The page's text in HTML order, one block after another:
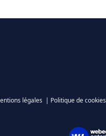
légales | Politique de cookies